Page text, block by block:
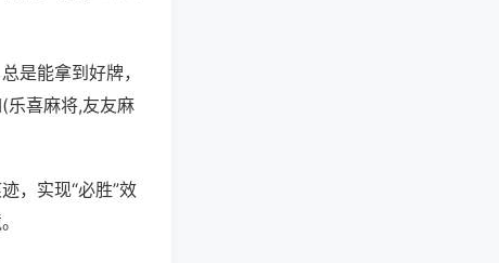
是能拿到好牌，
乐喜麻将,友友麻
，实现“必胜”效